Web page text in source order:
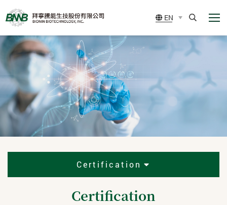
BIONIN
BIOTECHNOLOGY,
INC.
EN
Search
展
Certification
Certification